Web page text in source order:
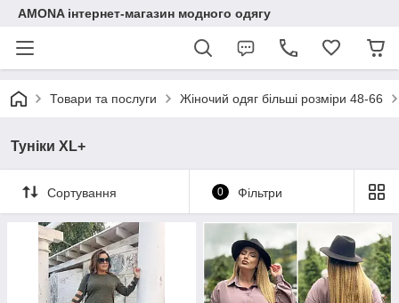
AMONA інтернет-магазин модного одягу
Товари та послуги Жіночий одяг більші розміри 48-66
Туніки XL+
Сортування 0 Фільтри